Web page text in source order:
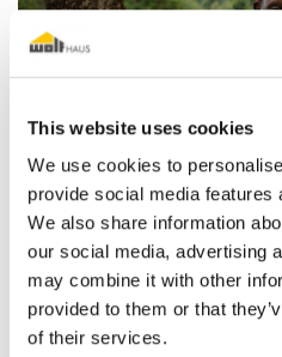
This website uses cookies
We use cookies to
provide social media features
We also share information
our social media, advertising
may combine it with other
provided to them or that
of their services.